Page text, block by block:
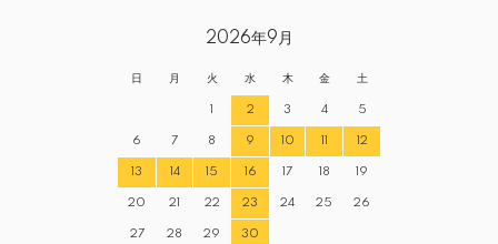
2026年9月
日 月 火 水 木 金 土
1 2 3 4 5
6 7 8 9 10 11 12
13 14 15 16 17 18 19
20 21 22 23 24 25 26
27 28 29 30